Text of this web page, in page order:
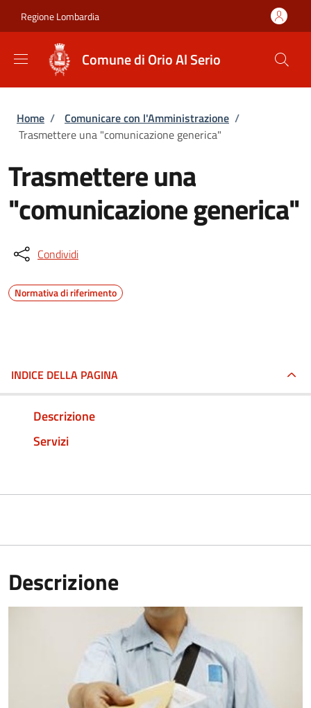
Regione Lombardia
Comune di Orio Al Serio
Briciole di pane
Home / Comunicare con l'Amministrazione /
Trasmettere una "comunicazione generica"
Trasmettere una
"comunicazione generica"
Condividi
Normativa di riferimento
INDICE DELLA PAGINA
Descrizione
Servizi
Descrizione